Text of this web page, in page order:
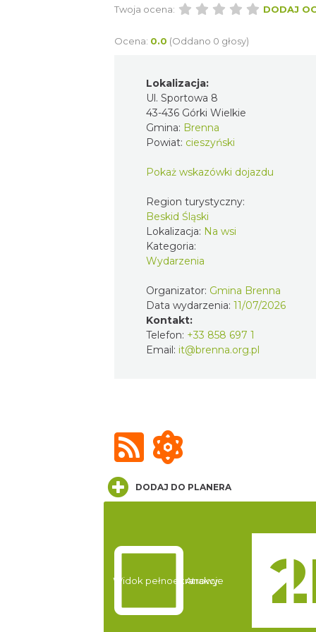
Twoja ocena: DODAJ
Ocena: 0.0 (Oddano 0 głosy)
Lokalizacja:
Ul. Sportowa 8
43-436 Górki Wielkie
Gmina: Brenna
Powiat: cieszyński
Pokaż wskazówki dojazdu
Region turystyczny:
Beskid Śląski
Lokalizacja: Na wsi
Kategoria:
Wydarzenia
Organizator: Gmina Brenna
Data wydarzenia: 11/07/2026
Kontakt:
Telefon: +33 858 697 1
Email: it@brenna.org.pl
DODAJ DO PLANERA
Widok pełnoekranowy:
Atrakcje